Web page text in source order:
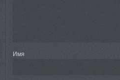
Имя